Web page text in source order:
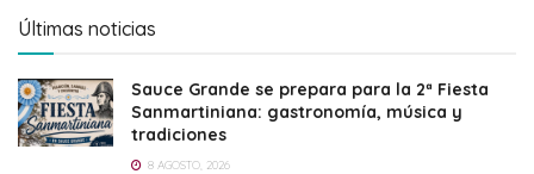
Últimas noticias
Sauce Grande se prepara para la 2ª Fiesta
Sanmartiniana: gastronomía, música y
tradiciones
8 AGOSTO, 2026